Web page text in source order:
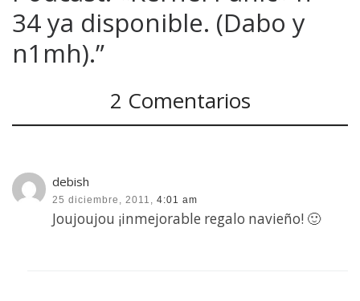
34 ya disponible. (Dabo y
n1mh).”
2 Comentarios
debish
25 diciembre, 2011, 4:01 am
Joujoujou ¡inmejorable regalo navieño! 🙂